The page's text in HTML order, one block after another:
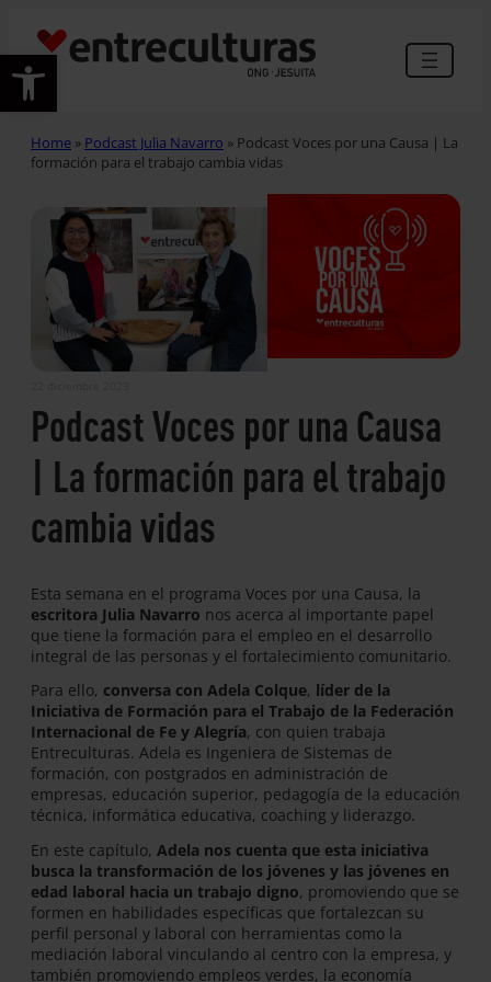
Abrir barra de herramientas
Home » Podcast Julia Navarro » Podcast Voces por una Causa | La
formación para el trabajo cambia vidas
Podcast Voces por una Causa
| La formación para el trabajo
cambia vidas
Esta semana en el programa Voces por una Causa, la
escritora Julia Navarro nos acerca al importante papel
que tiene la formación para el empleo en el desarrollo
integral de las personas y el fortalecimiento comunitario.
Para ello, conversa con Adela Colque, líder de la
Iniciativa de Formación para el Trabajo de la Federación
Internacional de Fe y Alegría, con quien trabaja
Entreculturas. Adela es Ingeniera de Sistemas de
formación, con postgrados en administración de
empresas, educación superior, pedagogía de la educación
técnica, informática educativa, coaching y liderazgo.
En este capítulo, Adela nos cuenta que esta iniciativa
busca la transformación de los jóvenes y las jóvenes en
edad laboral hacia un trabajo digno, promoviendo que se
formen en habilidades específicas que fortalezcan su
perfil personal y laboral con herramientas como la
mediación laboral vinculando al centro con la empresa, y
también promoviendo empleos verdes, la economía